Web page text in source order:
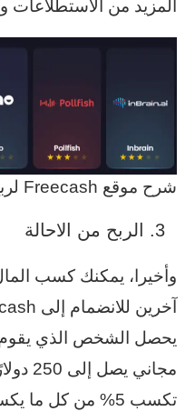
المزيد من الاستطلاعات
شرح موقع Freecash لربح المال يوميا
الربح من الاحالة
وأخيرا، يمكنك كسب
يحصل الشخص الذي
مجاني
تكسب 5% من كل